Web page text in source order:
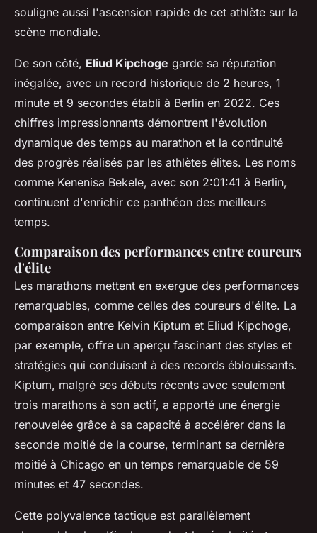
souligne aussi l'ascension rapide de cet athlète sur la
scène mondiale.
De son côté, Eliud Kipchoge garde sa réputation
inégalée, avec un record historique de 2 heures, 1
minute et 9 secondes établi à Berlin en 2022. Ces
chiffres impressionnants démontrent l'évolution
dynamique des temps au marathon et la continuité
des progrès réalisés par les athlètes élites. Les noms
comme Kenenisa Bekele, avec son 2:01:41 à Berlin,
continuent d'enrichir ce panthéon des meilleurs
temps.
Comparaison des performances entre coureurs
d'élite
Les marathons mettent en exergue des performances
remarquables, comme celles des coureurs d'élite. La
comparaison entre Kelvin Kiptum et Eliud Kipchoge,
par exemple, offre un aperçu fascinant des styles et
stratégies qui conduisent à des records éblouissants.
Kiptum, malgré ses débuts récents avec seulement
trois marathons à son actif, a apporté une énergie
renouvelée grâce à sa capacité à accélérer dans la
seconde moitié de la course, terminant sa dernière
moitié à Chicago en un temps remarquable de 59
minutes et 47 secondes.
Cette polyvalence tactique est parallèlement